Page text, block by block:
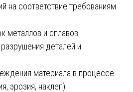
на соответствие требованиям
металлов и сплавов.
деталей и
материала в процессе
эрозия, наклеп).